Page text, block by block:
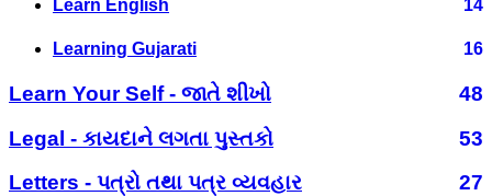
Learn English 14
Learning Gujarati 16
Learn Your Self - જાતે શીખો
48
Legal - કાયદાને લગતા પુસ્તકો
53
Letters - પત્રો તથા પત્ર વ્યવહાર
27